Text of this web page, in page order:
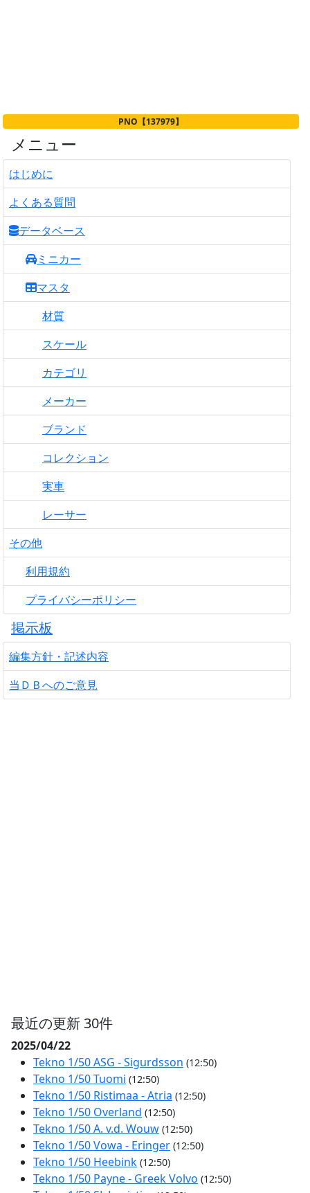
PNO【137979】
メニュー
はじめに
よくある質問
データベース
ミニカー
マスタ
材質
スケール
カテゴリ
メーカー
ブランド
コレクション
実車
レーサー
その他
利用規約
プライバシーポリシー
掲示板
編集方針・記述内容
当ＤＢへのご意見
最近の更新 30件
2025/04/22
Tekno 1/50 ASG - Sigurdsson (12:50)
Tekno 1/50 Tuomi (12:50)
Tekno 1/50 Ristimaa - Atria (12:50)
Tekno 1/50 Overland (12:50)
Tekno 1/50 A. v.d. Wouw (12:50)
Tekno 1/50 Vowa - Eringer (12:50)
Tekno 1/50 Heebink (12:50)
Tekno 1/50 Payne - Greek Volvo (12:50)